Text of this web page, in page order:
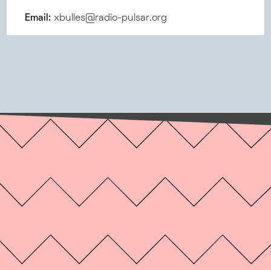
Email: xbulles@radio-pulsar.org